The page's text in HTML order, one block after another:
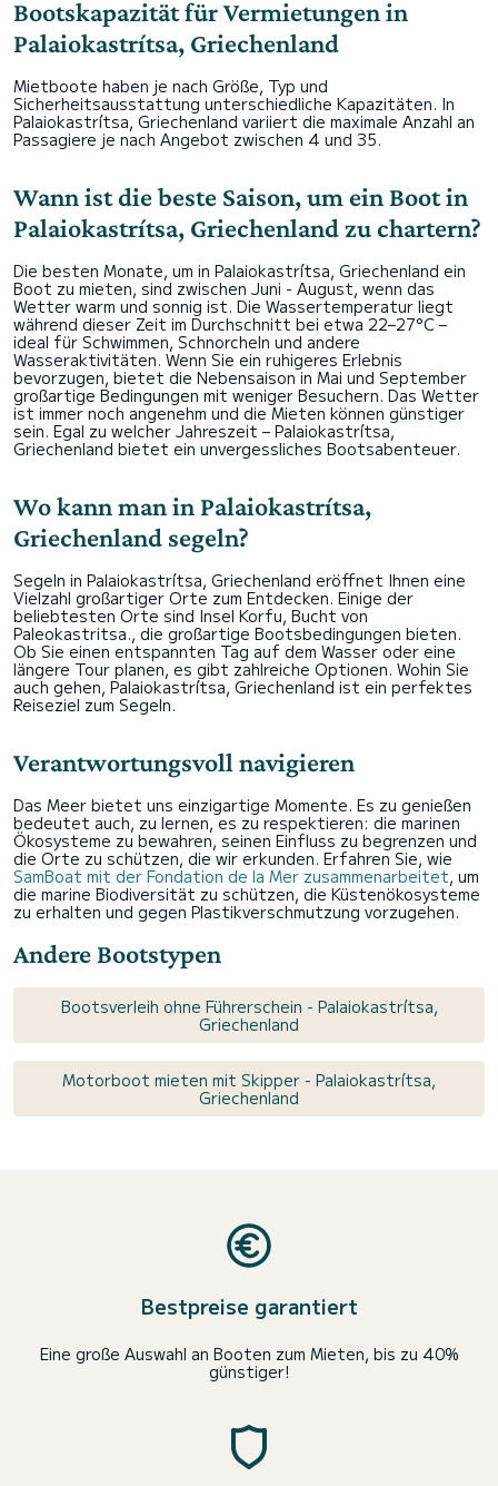
Bootskapazität für Vermietungen in
Palaiokastrítsa, Griechenland
Mietboote haben je nach Größe, Typ und
Sicherheitsausstattung unterschiedliche Kapazitäten. In
Palaiokastrítsa, Griechenland variiert die maximale Anzahl an
Passagiere je nach Angebot zwischen 4 und 35.
Wann ist die beste Saison, um ein Boot in
Palaiokastrítsa, Griechenland zu chartern?
Die besten Monate, um in Palaiokastrítsa, Griechenland ein
Boot zu mieten, sind zwischen Juni - August, wenn das
Wetter warm und sonnig ist. Die Wassertemperatur liegt
während dieser Zeit im Durchschnitt bei etwa 22–27°C –
ideal für Schwimmen, Schnorcheln und andere
Wasseraktivitäten. Wenn Sie ein ruhigeres Erlebnis
bevorzugen, bietet die Nebensaison in Mai und September
großartige Bedingungen mit weniger Besuchern. Das Wetter
ist immer noch angenehm und die Mieten können günstiger
sein. Egal zu welcher Jahreszeit – Palaiokastrítsa,
Griechenland bietet ein unvergessliches Bootsabenteuer.
Wo kann man in Palaiokastrítsa,
Griechenland segeln?
Segeln in Palaiokastrítsa, Griechenland eröffnet Ihnen eine
Vielzahl großartiger Orte zum Entdecken. Einige der
beliebtesten Orte sind Insel Korfu, Bucht von
Paleokastritsa., die großartige Bootsbedingungen bieten.
Ob Sie einen entspannten Tag auf dem Wasser oder eine
längere Tour planen, es gibt zahlreiche Optionen. Wohin Sie
auch gehen, Palaiokastrítsa, Griechenland ist ein perfektes
Reiseziel zum Segeln.
Verantwortungsvoll navigieren
Das Meer bietet uns einzigartige Momente. Es zu genießen
bedeutet auch, zu lernen, es zu respektieren: die marinen
Ökosysteme zu bewahren, seinen Einfluss zu begrenzen und
die Orte zu schützen, die wir erkunden. Erfahren Sie, wie
SamBoat mit der Fondation de la Mer zusammenarbeitet, um
die marine Biodiversität zu schützen, die Küstenökosysteme
zu erhalten und gegen Plastikverschmutzung vorzugehen.
Andere Bootstypen
Bootsverleih ohne Führerschein - Palaiokastrítsa,
Griechenland
Motorboot mieten mit Skipper - Palaiokastrítsa,
Griechenland
Bestpreise garantiert
Eine große Auswahl an Booten zum Mieten, bis zu 40%
günstiger!